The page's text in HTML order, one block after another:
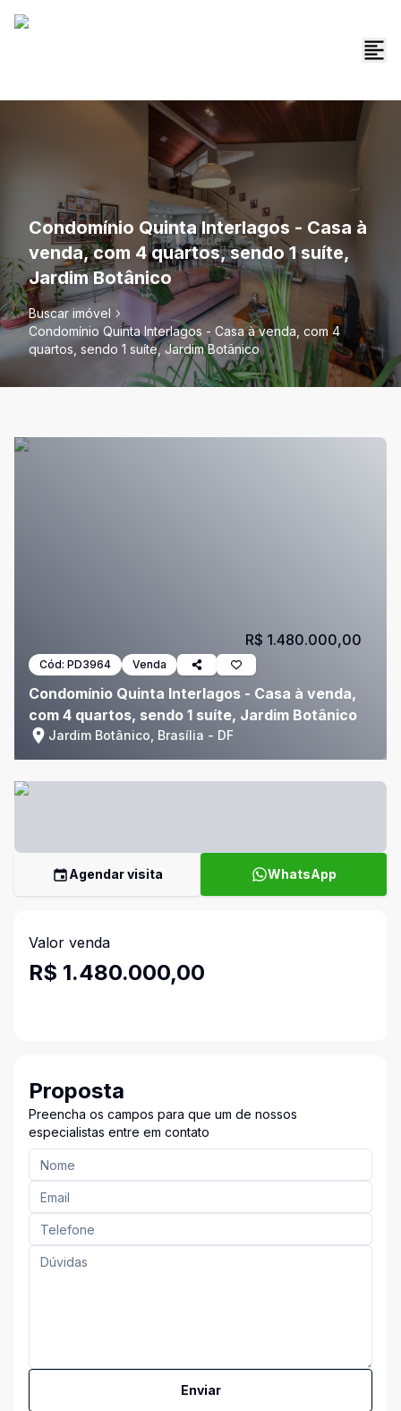
Condomínio Quinta Interlagos - Casa à
venda, com 4 quartos, sendo 1 suíte,
Jardim Botânico
Buscar imóvel
Condomínio Quinta Interlagos - Casa à venda, com 4
quartos, sendo 1 suíte, Jardim Botânico
Cód: PD3964 Venda
Condomínio Quinta Interlagos - Casa à venda,
com 4 quartos, sendo 1 suíte, Jardim Botânico
Jardim Botânico, Brasília - DF
R$ 1.480.000,00
Agendar visita WhatsApp
Valor venda
R$ 1.480.000,00
Proposta
Preencha os campos para que um de nossos
especialistas entre em contato
Enviar